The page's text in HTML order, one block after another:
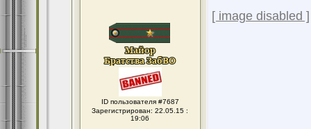
ID пользователя #7687
Зарегистрирован: 22.05.15 :
19:06
[ image disabled ]